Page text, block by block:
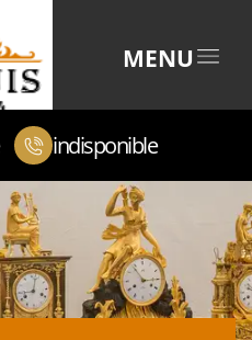
MENU
indisponible